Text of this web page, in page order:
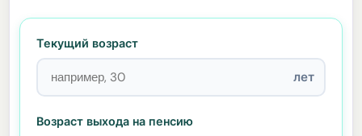
Текущий возраст
лет
Возраст выхода на пенсию